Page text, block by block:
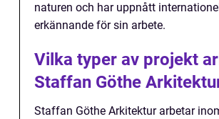
naturen och har uppnått
erkännande för sin arbete.
Vilka typer av projekt
Staffan Göthe
Staffan Göthe Arkitektur arbetar